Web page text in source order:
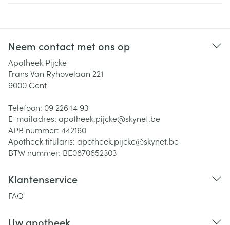
Neem contact met ons op
Apotheek Pijcke
Frans Van Ryhovelaan 221
9000 Gent
Telefoon: 09 226 14 93
E-mailadres: apotheek.pijcke@skynet.be
APB nummer: 442160
Apotheek titularis: apotheek.pijcke@skynet.be
BTW nummer: BE0870652303
Klantenservice
FAQ
Uw apotheek